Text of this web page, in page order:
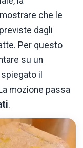
che le
dagli
Per questo
su un
il
mozione passa
.